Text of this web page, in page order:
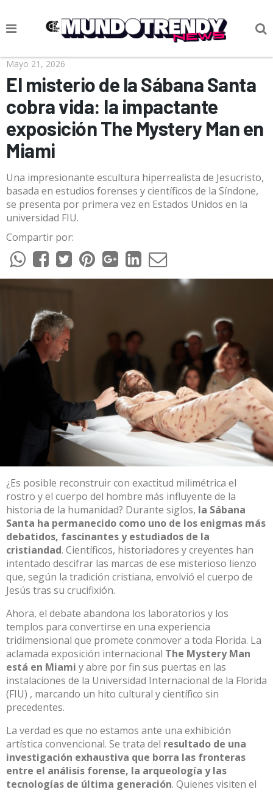
NOTICIAS
CULTURA POP
CIENCIA Y TECNOLOGÍA
VIDA
CULTURIZANDO.COM
Mayo 21, 2026
El misterio de la Sábana Santa
cobra vida: la impactante
exposición The Mystery Man en
Miami
Una impresionante escultura hiperrealista de Jesucristo,
basada en estudios forenses y científicos de la Síndone,
se presenta por primera vez en Estados Unidos en la
universidad FIU.
Compartir por:
¿Es posible reconstruir con exactitud milimétrica el
rostro y el cuerpo del hombre más influyente de la
historia de la humanidad? Durante siglos, la Sábana
Santa ha permanecido como uno de los enigmas más
debatidos, fascinantes y estudiados de la
cristiandad. Científicos, historiadores y creyentes han
intentado descifrar las marcas de ese misterioso lienzo
que, según la tradición cristiana, envolvió el cuerpo de
Jesús tras su crucifixión.
Ahora, el debate abandona los laboratorios y los
templos para convertirse en una experiencia
tridimensional que promete conmover a toda Florida. La
aclamada exposición internacional The Mystery Man
está en Miami y abre por fin sus puertas en las
instalaciones de la Universidad Internacional de la Florida
(FIU) , marcando un hito cultural y científico sin
precedentes.
La verdad es que no estamos ante una exhibición
artística convencional. Se trata del resultado de una
investigación exhaustiva que borra las fronteras
entre el análisis forense, la arqueología y las
tecnologías de última generación. Quienes visiten el